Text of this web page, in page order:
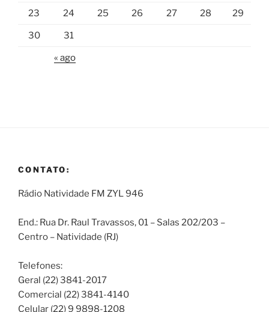
23 24 25 26 27 28 29
30 31
« ago
CONTATO:
Rádio Natividade FM ZYL 946
End.: Rua Dr. Raul Travassos, 01 – Salas 202/203 –
Centro – Natividade (RJ)
Telefones:
Geral (22) 3841-2017
Comercial (22) 3841-4140
Celular (22) 9 9898-1208